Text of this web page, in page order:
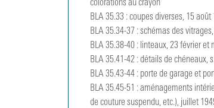
colorations au crayon
BLA 35.33 : coupes diverses, 15
BLA 35.34-37 : schémas des
BLA 35.38-40 : linteaux, 23 février et
BLA 35.41-42 : détails de chéneaux,
BLA 35.43-44 : porte de garage et
BLA 35.45-51 : aménagements
de couture suspendu, etc.), juillet